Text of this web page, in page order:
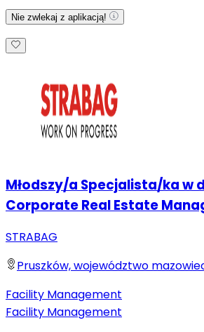
Nie zwlekaj z aplikacją!
Młodszy/a Specjalista/ka w
Corporate Real Estate
STRABAG
Pruszków, województwo
Facility Management
Facility Management